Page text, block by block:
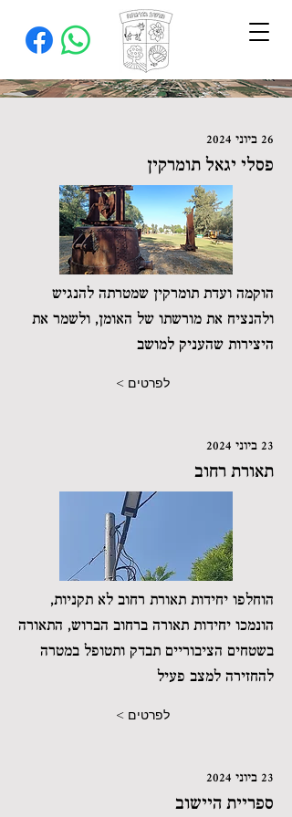
26 ביוני 2024
פסלי יגאל תומרקין
הוקמה ועדת תומרקין שמטרתה להנגיש
ולהנציח את מורשתו של האומן, ולשמר את
היצירות שהעניק למושב
לפרטים >
23 ביוני 2024
תאורת רחוב
הוחלפו יחידות תאורת רחוב לא תקניות,
הונמכו יחידות תאורה ברחוב הברוש, התאורה
בשטחים הציבוריים תבדק ותטופל במטרה
להחזירה למצב פעיל
לפרטים >
23 ביוני 2024
ספריית היישוב